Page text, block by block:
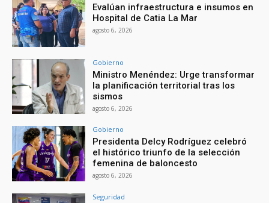
Evalúan infraestructura e insumos en
Hospital de Catia La Mar
agosto 6, 2026
Gobierno
Ministro Menéndez: Urge transformar
la planificación territorial tras los
sismos
agosto 6, 2026
Gobierno
Presidenta Delcy Rodríguez celebró
el histórico triunfo de la selección
femenina de baloncesto
agosto 6, 2026
Seguridad